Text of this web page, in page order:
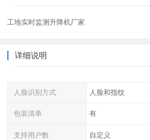
工地实时监测升降机厂家
详细说明
人脸识别方式 人脸和指纹
包装清单 有
支持用户数 自定义